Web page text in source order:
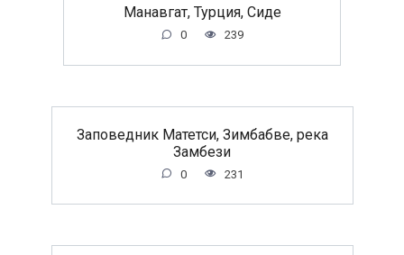
Манавгат, Турция, Сиде
0 239
Заповедник Матетси, Зимбабве, река
Замбези
0 231